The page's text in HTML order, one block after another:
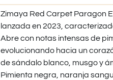
Zimaya Red Carpet Paragon
lanzada en 2023,
Abre con notas intensas de
evolucionando hacia un
de sándalo blanco, musgo y
Pimienta negra, naranja